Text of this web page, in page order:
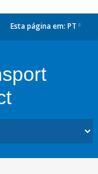
Esta página em: PT